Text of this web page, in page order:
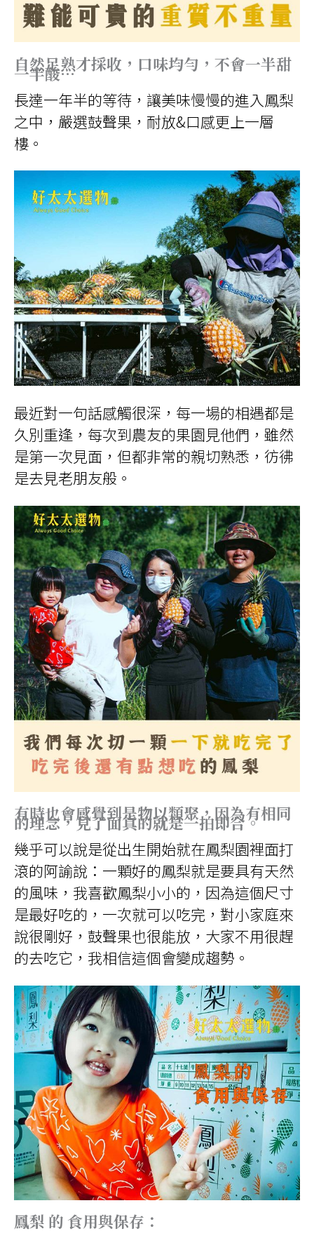
自然足熟才採收，口味均勻，不會一半甜
一半酸…
長達一年半的等待，讓美味慢慢的進入鳳梨
之中，嚴選鼓聲果，耐放&口感更上一層
樓。
最近對一句話感觸很深，每一場的相遇都是
久別重逢，每次到農友的果園見他們，雖然
是第一次見面，但都非常的親切熟悉，彷彿
是去見老朋友般。
有時也會感覺到是物以類聚，因為有相同
的理念，見了面真的就是一拍即合。
幾乎可以說是從出生開始就在鳳梨園裡面打
滾的阿諭說：一顆好的鳳梨就是要具有天然
的風味，我喜歡鳳梨小小的，因為這個尺寸
是最好吃的，一次就可以吃完，對小家庭來
說很剛好，鼓聲果也很能放，大家不用很趕
的去吃它，我相信這個會變成趨勢。
鳳梨 的 食用與保存：